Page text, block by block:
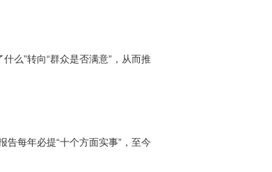
么”转向“群众是否满意”，从而推
每年必提“十个方面实事”，至今